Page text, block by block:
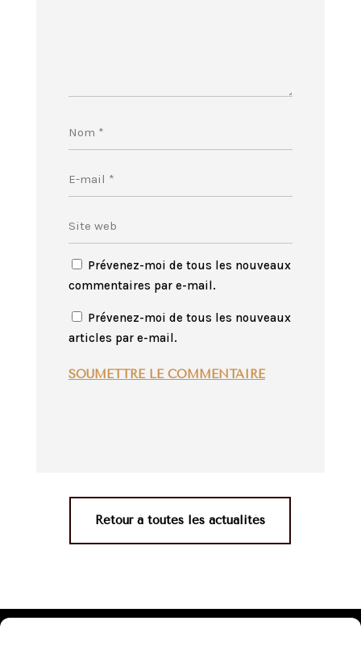
Prévenez-moi de tous les nouveaux
commentaires par e-mail.
Prévenez-moi de tous les nouveaux
articles par e-mail.
SOUMETTRE LE COMMENTAIRE
Retour à toutes les actualités